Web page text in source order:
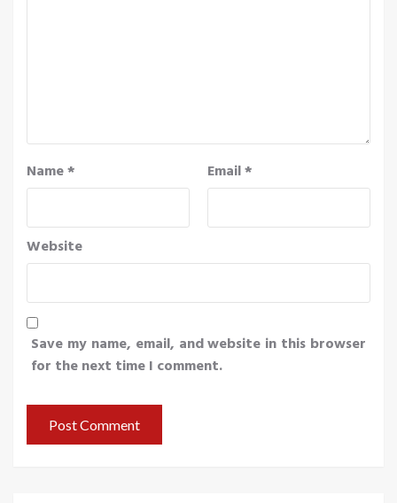
Name* Email*
Website
Save my name, email, and website in this browser
for the next time I comment.